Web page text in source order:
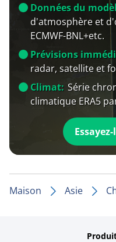
Données du
d'atmosphère et
ECMWF-BNL+etc.
Prévisions
radar, satellite et
Climat: Série
climatique ERA5
Maison Asie